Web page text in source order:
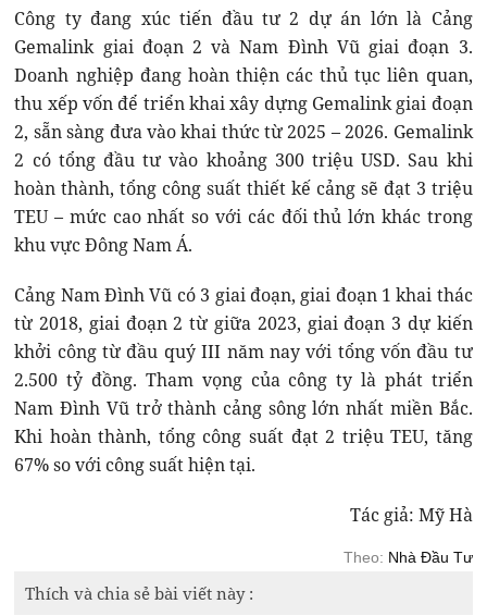
Công ty đang xúc tiến đầu tư 2 dự án lớn là Cảng
Gemalink giai đoạn 2 và Nam Đình Vũ giai đoạn 3.
Doanh nghiệp đang hoàn thiện các thủ tục liên quan,
thu xếp vốn để triển khai xây dựng Gemalink giai đoạn
2, sẵn sàng đưa vào khai thức từ 2025 – 2026. Gemalink
2 có tổng đầu tư vào khoảng 300 triệu USD. Sau khi
hoàn thành, tổng công suất thiết kế cảng sẽ đạt 3 triệu
TEU – mức cao nhất so với các đối thủ lớn khác trong
khu vực Đông Nam Á.
Cảng Nam Đình Vũ có 3 giai đoạn, giai đoạn 1 khai thác
từ 2018, giai đoạn 2 từ giữa 2023, giai đoạn 3 dự kiến
khởi công từ đầu quý III năm nay với tổng vốn đầu tư
2.500 tỷ đồng. Tham vọng của công ty là phát triển
Nam Đình Vũ trở thành cảng sông lớn nhất miền Bắc.
Khi hoàn thành, tổng công suất đạt 2 triệu TEU, tăng
67% so với công suất hiện tại.
Tác giả: Mỹ Hà
Theo: Nhà Đầu Tư
Thích và chia sẻ bài viết này :